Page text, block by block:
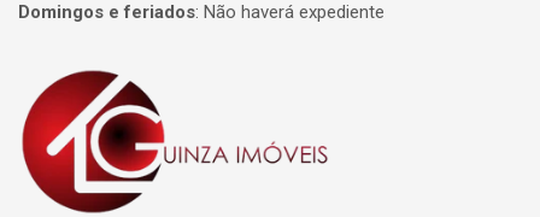
Domingos e feriados: Não haverá expediente
Página inicial